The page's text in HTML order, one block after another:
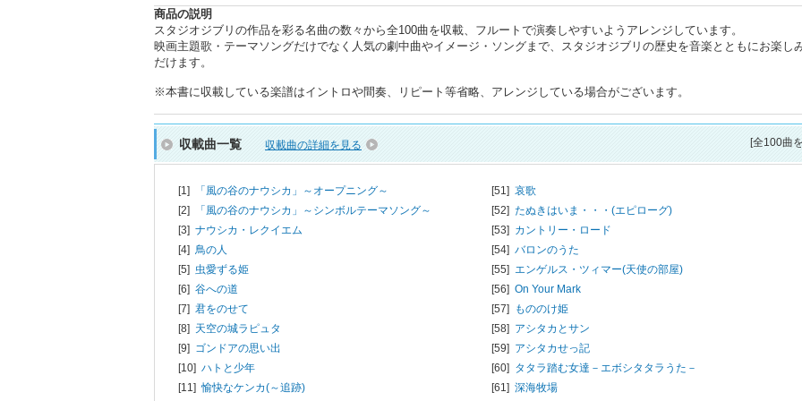
商品の説明
スタジオジブリの作品を彩る名曲の数々から全100曲を収載、フルートで演奏しやすいようアレンジしています。
映画主題歌・テーマソングだけでなく人気の劇中曲やイメージ・ソングまで、スタジオジブリの歴史を音楽とともにお楽し
だけます。
※本書に収載している楽譜はイントロや間奏、リピート等省略、アレンジしている場合がございます。
収載曲一覧 収載曲の詳細を見る [全100曲
[1]
「風の谷のナウシカ」～オープニング～
[2]
「風の谷のナウシカ」～シンボルテーマソング～
[3] ナウシカ・レクイエム
[4] 鳥の人
[5] 虫愛ずる姫
[6] 谷への道
[7] 君をのせて
[8] 天空の城ラピュタ
[9] ゴンドアの思い出
[10] ハトと少年
[11]愉快なケンカ(～追跡)
[51] 哀歌
[52] たぬきはいま・・・(エピローグ)
[53] カントリー・ロード
[54] バロンのうた
[55] エンゲルス・ツィマー(天使の部屋)
[56] On Your Mark
[57] もののけ姫
[58] アシタカとサン
[59] アシタカせっ記
[60] タタラ踏む女達－エボシタタラうた－
[61] 深海牧場